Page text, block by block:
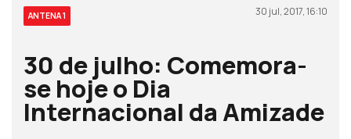
ANTENA 1 30 jul, 2017, 16:10
30 de julho: Comemora-
se hoje o Dia
Internacional da Amizade